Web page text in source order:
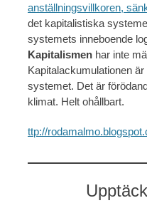
anställningsvillkoren,
det kapitalistiska
systemets inneboende
Kapitalismen har inte
Kapitalackumulationen
systemet. Det är
klimat. Helt ohållbart.
ttp://